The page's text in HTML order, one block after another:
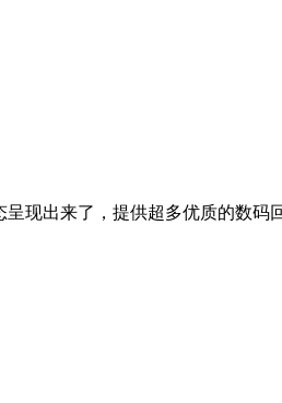
现出来了，提供超多优质的数码